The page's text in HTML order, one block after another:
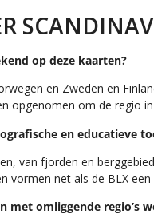
op deze kaarten?
en Zweden en
opgenomen om de regio
en educatieve
van fjorden en
vormen net als de BLX
met omliggende regio’s